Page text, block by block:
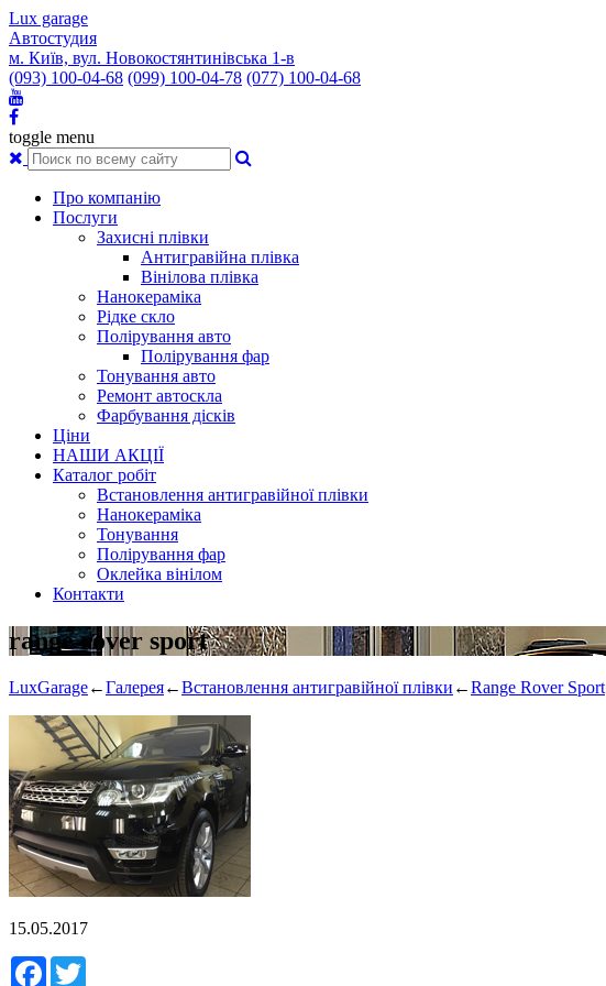
Lux garage
Автостудия
м. Київ, вул. Новокостянтинівська 1-в
(093) 100-04-68 (099) 100-04-78 (077) 100-04-68
toggle menu
Про компанію
Послуги
Захисні плівки
Антигравійна плівка
Вінілова плівка
Нанокераміка
Рідке скло
Полірування авто
Полірування фар
Тонування авто
Ремонт автоскла
Фарбування дісків
Ціни
НАШИ АКЦІЇ
Каталог робіт
Встановлення антигравійної плівки
Нанокераміка
Тонування
Полірування фар
Оклейка вінілом
Контакти
range rover sport
LuxGarage←Галерея←Встановлення антигравійної плівки ←Range Rover Sport
15.05.2017
Facebook